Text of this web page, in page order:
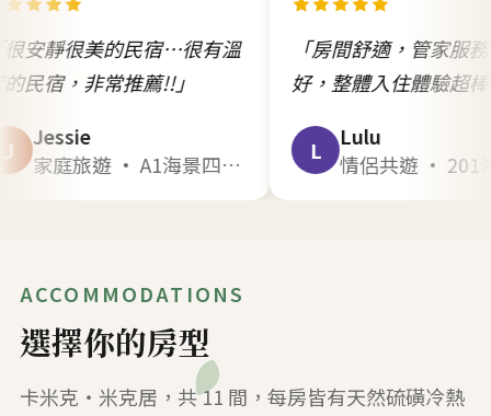
民宿…很有溫
推薦!!」
家庭旅遊 · A1海景四人 · 2025年8月
「房間舒適，管家服務態度很
好，整體入住體驗超棒！」
L
情侶共遊 · 201海景雙人 · 2025年12月
ACCOMMODATIONS
選擇你的房型
卡米克・米克居，共 11 間，每房皆有天然硫磺冷熱